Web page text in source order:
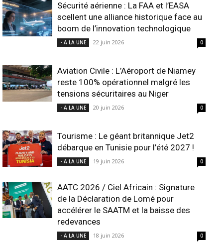
Sécurité aérienne : La FAA et l’EASA
scellent une alliance historique face au
boom de l’innovation technologique
- A LA UNE 22 juin 2026 0
Aviation Civile : L’Aéroport de Niamey
reste 100% opérationnel malgré les
tensions sécuritaires au Niger
- A LA UNE 20 juin 2026 0
Tourisme : Le géant britannique Jet2
débarque en Tunisie pour l’été 2027 !
- A LA UNE 19 juin 2026 0
AATC 2026 / Ciel Africain : Signature
de la Déclaration de Lomé pour
accélérer le SAATM et la baisse des
redevances
- A LA UNE 18 juin 2026 0